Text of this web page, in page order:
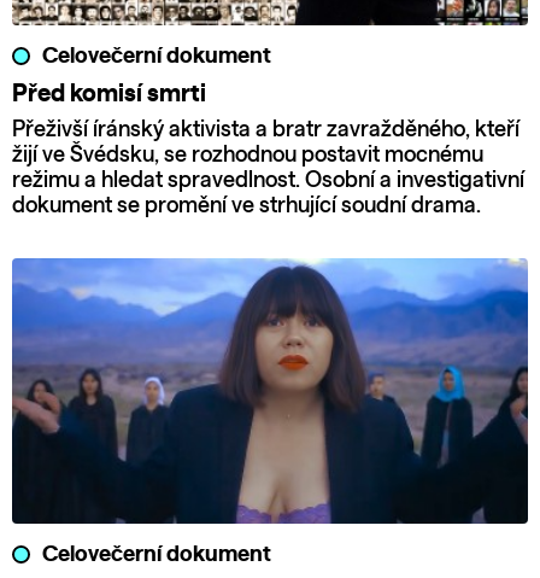
Celovečerní dokument
Před komisí smrti
Přeživší íránský aktivista a bratr zavražděného, kteří
žijí ve Švédsku, se rozhodnou postavit mocnému
režimu a hledat spravedlnost. Osobní a investigativní
dokument se promění ve strhující soudní drama.
Celovečerní dokument